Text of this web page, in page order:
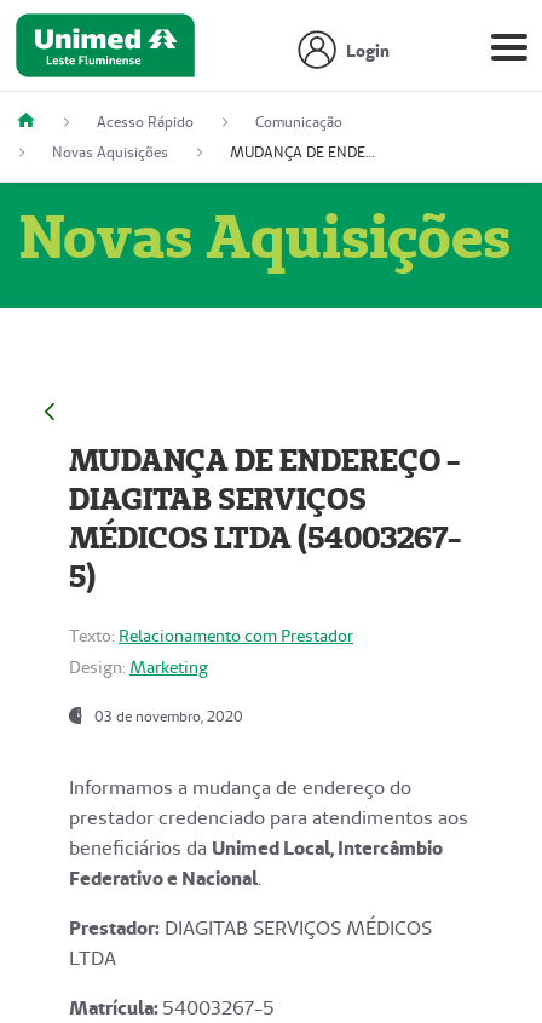
Login
Acesso Rápido
Comunicação
Novas Aquisições
MUDANÇA DE ENDEREÇO - DIAGITAB SERVIÇOS MÉDICOS LTDA (54003267-5)
Novas Aquisições
MUDANÇA DE ENDEREÇO -
DIAGITAB SERVIÇOS
MÉDICOS LTDA (54003267-
5)
Texto: Relacionamento com Prestador
Design: Marketing
03 de novembro, 2020
Informamos a mudança de endereço do
prestador credenciado para atendimentos aos
beneficiários da Unimed Local, Intercâmbio
Federativo e Nacional.
Prestador: DIAGITAB SERVIÇOS MÉDICOS
LTDA
Matrícula:54003267-5